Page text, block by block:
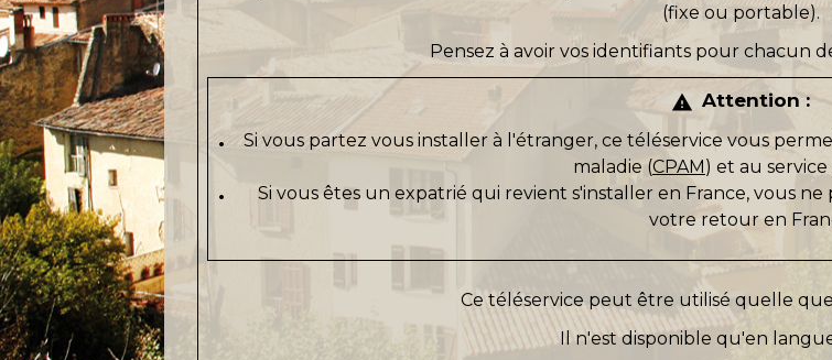
(fixe ou portable).
Pensez à avoir vos identifiants pour chacun
warning Attention :
Si vous partez vous installer à l'étranger, ce téléservice vous
maladie (CPAM) et au service
Si vous êtes un expatrié qui revient s'installer en France, vous
votre retour en
Ce téléservice peut être utilisé quelle
Il n'est disponible qu'en